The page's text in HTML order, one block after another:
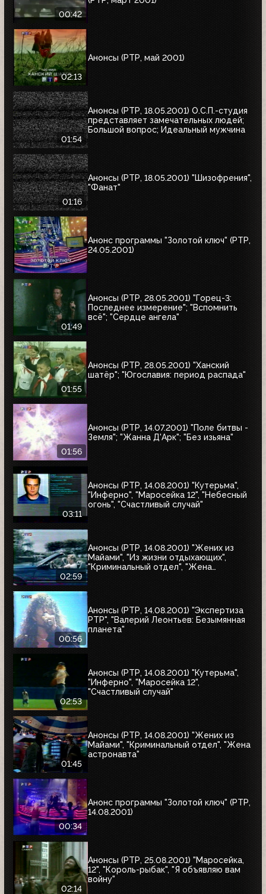
00:42
02:13
Анонсы (РТР, май 2001)
01:54
Анонсы (РТР, 18.05.2001) О.С.П.-студия
представляет замечательных людей;
Большой вопрос; Идеальный мужчина
01:16
Анонсы (РТР, 18.05.2001) "Шизофрения",
"Фанат"
Анонс программы "Золотой ключ" (РТР,
24.05.2001)
01:49
Анонсы (РТР, 28.05.2001) "Горец-3:
Последнее измерение"; "Вспомнить
всё"; "Сердце ангела"
01:55
Анонсы (РТР, 28.05.2001) "Ханский
шатёр"; "Югославия: период распада"
01:56
Анонсы (РТР, 14.07.2001) "Поле битвы -
Земля"; "Жанна Д'Арк"; "Без изьяна"
03:11
Анонсы (РТР, 14.08.2001) "Кутерьма",
"Инферно", "Маросейка 12", "Небесный
огонь", "Счастливый случай"
02:59
Анонсы (РТР, 14.08.2001) "Жених из
Майами", "Из жизни отдыхающих",
"Криминальный отдел", "Жена
00:56
Анонсы (РТР, 14.08.2001) "Экспертиза
РТР", "Валерий Леонтьев: Безымянная
планета"
02:53
Анонсы (РТР, 14.08.2001) "Кутерьма",
"Инферно", "Маросейка 12",
"Счастливый случай"
01:45
Анонсы (РТР, 14.08.2001) "Жених из
Майами", "Криминальный отдел", "Жена
астронавта"
00:34
Анонс программы "Золотой ключ" (РТР,
14.08.2001)
02:14
Анонсы (РТР, 25.08.2001) "Маросейка,
12", "Король-рыбак", "Я объявляю вам
войну"